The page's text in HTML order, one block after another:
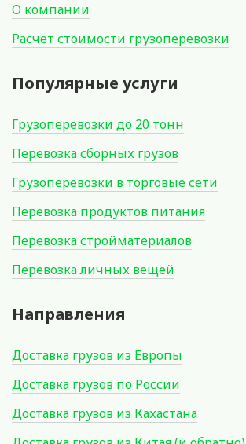
О компании
Расчет стоимости грузоперевозки
Популярные услуги
Грузоперевозки до 20 тонн
Перевозка сборных грузов
Грузоперевозки в торговые сети
Перевозка продуктов питания
Перевозка стройматериалов
Перевозка личных вещей
Направления
Доставка грузов из Европы
Доставка грузов по России
Доставка грузов из Кахастана